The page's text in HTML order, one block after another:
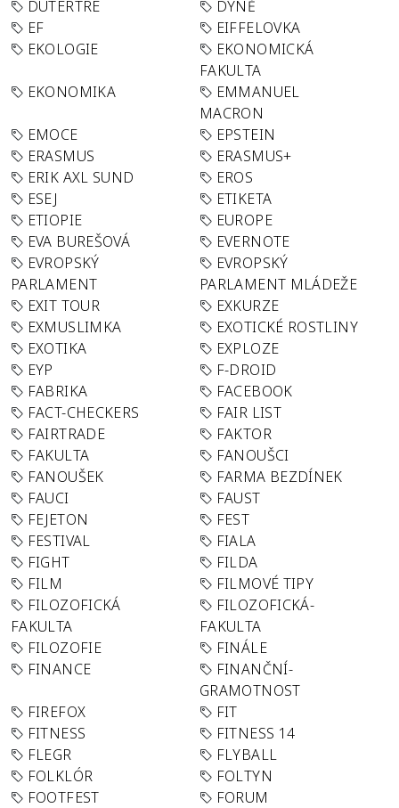
DUTERTRE
DÝNĚ
EF
EIFFELOVKA
EKOLOGIE
EKONOMICKÁ
FAKULTA
EKONOMIKA
EMMANUEL
MACRON
EMOCE
EPSTEIN
ERASMUS
ERASMUS+
ERIK AXL SUND
EROS
ESEJ
ETIKETA
ETIOPIE
EUROPE
EVA BUREŠOVÁ
EVERNOTE
EVROPSKÝ
PARLAMENT
EVROPSKÝ
PARLAMENT MLÁDEŽE
EXIT TOUR
EXKURZE
EXMUSLIMKA
EXOTICKÉ ROSTLINY
EXOTIKA
EXPLOZE
EYP
F-DROID
FABRIKA
FACEBOOK
FACT-CHECKERS
FAIR LIST
FAIRTRADE
FAKTOR
FAKULTA
FANOUŠCI
FANOUŠEK
FARMA BEZDÍNEK
FAUCI
FAUST
FEJETON
FEST
FESTIVAL
FIALA
FIGHT
FILDA
FILM
FILMOVÉ TIPY
FILOZOFICKÁ
FAKULTA
FILOZOFICKÁ-
FAKULTA
FILOZOFIE
FINÁLE
FINANCE
FINANČNÍ-
GRAMOTNOST
FIREFOX
FIT
FITNESS
FITNESS 14
FLEGR
FLYBALL
FOLKLÓR
FOLTYN
FOOTFEST
FORUM